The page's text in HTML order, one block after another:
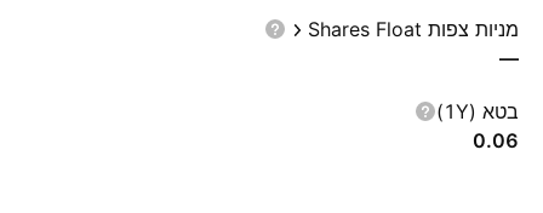
מניות צפות Shares Float
—
בטא (1Y)
0.06